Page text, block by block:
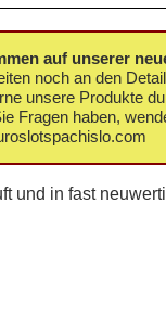
auf unserer
noch an den
unsere Produkte
Fragen haben,
und in fast